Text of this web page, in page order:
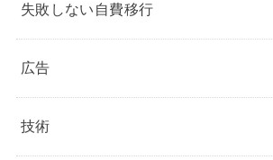
失敗しない自費移行
広告
技術